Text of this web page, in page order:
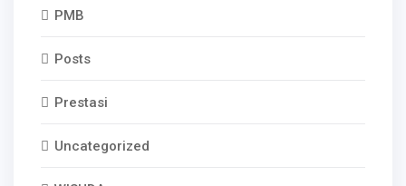
PMB
Posts
Prestasi
Uncategorized